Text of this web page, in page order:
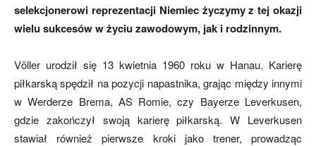
aktualności
selekcjonerowi reprezentacji Niemiec życzymy z tej okazji
wielu sukcesów w życiu zawodowym, jak i rodzinnym.
Völler urodził się 13 kwietnia 1960 roku w Hanau. Karierę
piłkarską spędził na pozycji napastnika, grając między innymi
w Werderze Brema, AS Romie, czy Bayerze Leverkusen,
gdzie zakończył swoją karierę piłkarską. W Leverkusen
stawiał również pierwsze kroki jako trener, prowadząc